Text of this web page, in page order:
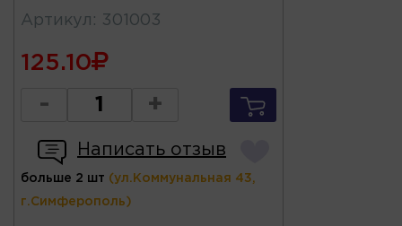
Артикул : 301003
125.10
- +
Написать отзыв
больше 2 шт (ул.Коммунальная 43,
г.Симферополь)